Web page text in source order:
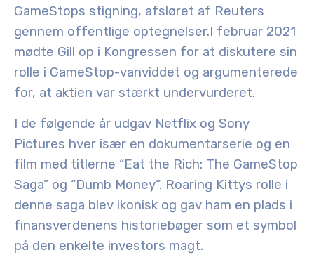
GameStops stigning, afsløret af Reuters
gennem offentlige optegnelser.I februar 2021
mødte Gill op i Kongressen for at diskutere sin
rolle i GameStop-vanviddet og argumenterede
for, at aktien var stærkt undervurderet.
I de følgende år udgav Netflix og Sony
Pictures hver især en dokumentarserie og en
film med titlerne “Eat the Rich: The GameStop
Saga” og “Dumb Money”. Roaring Kittys rolle i
denne saga blev ikonisk og gav ham en plads i
finansverdenens historiebøger som et symbol
på den enkelte investors magt.